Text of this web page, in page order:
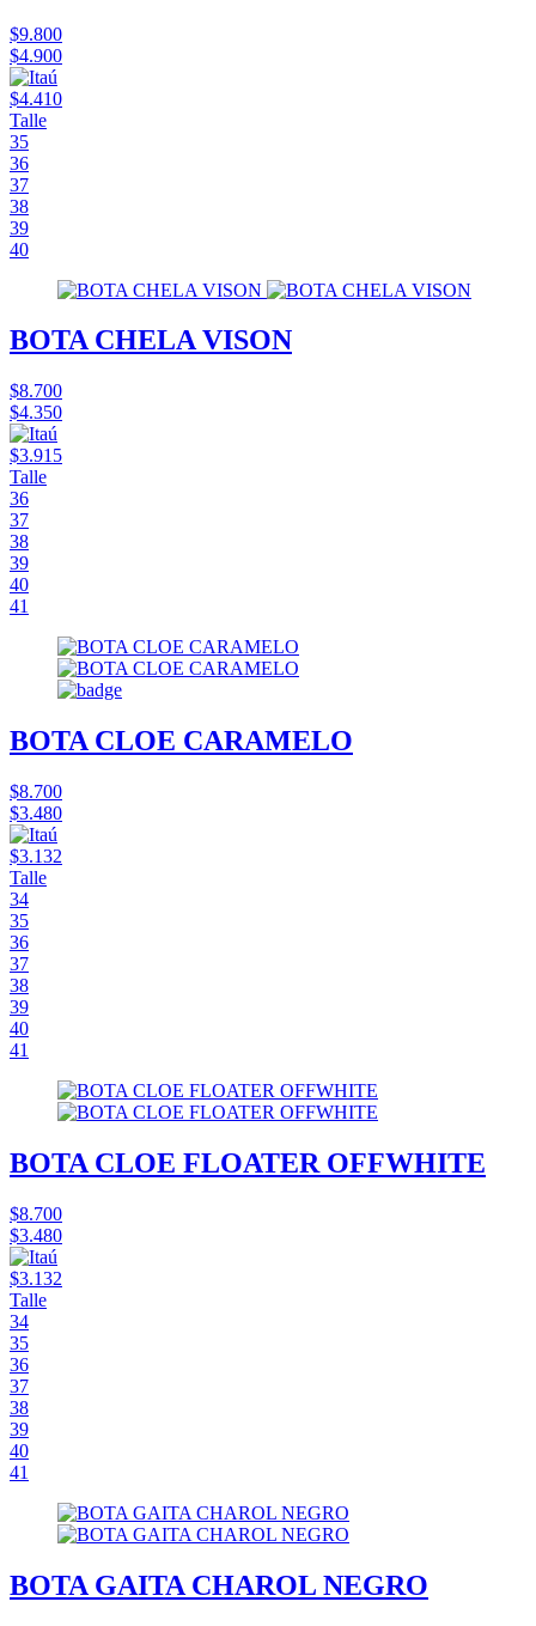
$9.800
$4.900
$4.410
Talle
35
36
37
38
39
40
BOTA CHELA VISON
$8.700
$4.350
$3.915
Talle
36
37
38
39
40
41
BOTA CLOE CARAMELO
$8.700
$3.480
$3.132
Talle
34
35
36
37
38
39
40
41
BOTA CLOE FLOATER OFFWHITE
$8.700
$3.480
$3.132
Talle
34
35
36
37
38
39
40
41
BOTA GAITA CHAROL NEGRO